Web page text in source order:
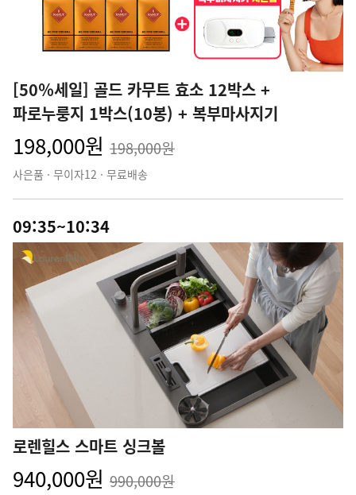
[50％세일] 골드 카무트 효소 12박스 +
파로누룽지 1박스(10봉) + 복부마사지기
198,000원 198,000원
사은품 · 무이자12 · 무료배송
09:35~10:34
로렌힐스 스마트 싱크볼
940,000원 990,000원